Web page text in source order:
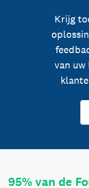
Krijg
van
95% van de